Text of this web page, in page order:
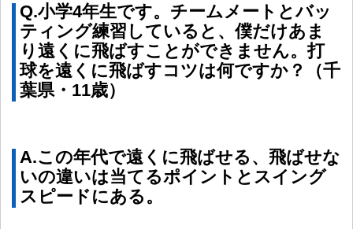
Q.小学4年生です。チームメートとバッ
ティング練習していると、僕だけあま
り遠くに飛ばすことができません。打
球を遠くに飛ばすコツは何ですか？（千
葉県・11歳）
A.この年代で遠くに飛ばせる、飛ばせな
いの違いは当てるポイントとスイング
スピードにある。